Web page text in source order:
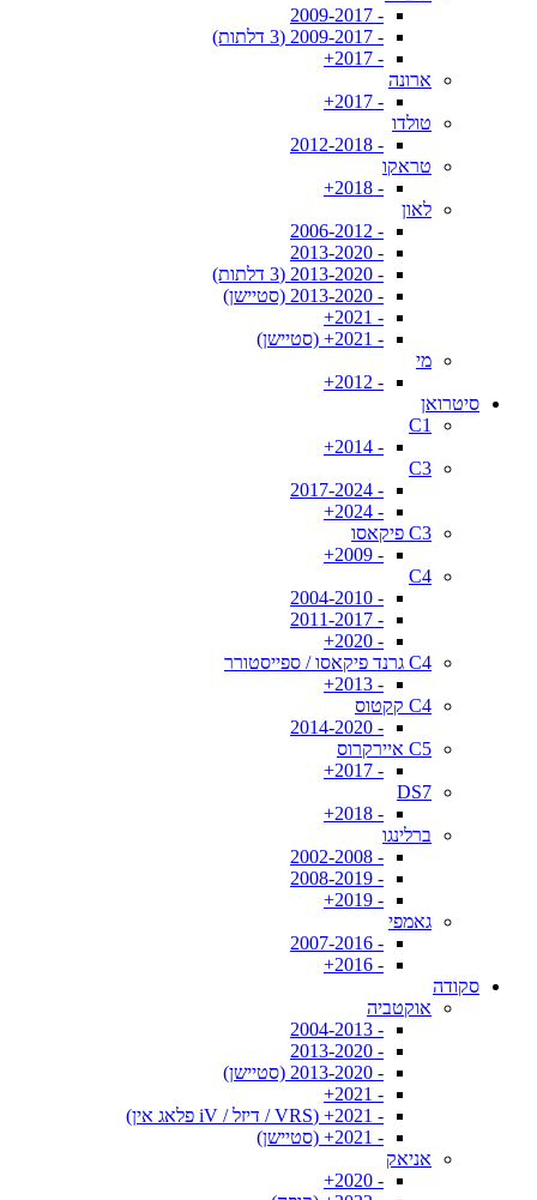
- 2009-2017
- 2009-2017 (3 דלתות)
- 2017+
ארונה
- 2017+
טולדו
- 2012-2018
טראקו
- 2018+
לאון
- 2006-2012
- 2013-2020
- 2013-2020 (3 דלתות)
- 2013-2020 (סטיישן)
- 2021+
- 2021+ (סטיישן)
מי
- 2012+
סיטרואן
C1
- 2014+
C3
- 2017-2024
- 2024+
C3 פיקאסו
- 2009+
C4
- 2004-2010
- 2011-2017
- 2020+
C4 גרנד פיקאסו / ספייסטורר
- 2013+
C4 קקטוס
- 2014-2020
C5 איירקרוס
- 2017+
DS7
- 2018+
ברלינגו
- 2002-2008
- 2008-2019
- 2019+
גאמפי
- 2007-2016
- 2016+
סקודה
אוקטביה
- 2004-2013
- 2013-2020
- 2013-2020 (סטיישן)
- 2021+
- 2021+ (VRS / דיזל / iV פלאג אין)
- 2021+ (סטיישן)
אניאק
- 2020+